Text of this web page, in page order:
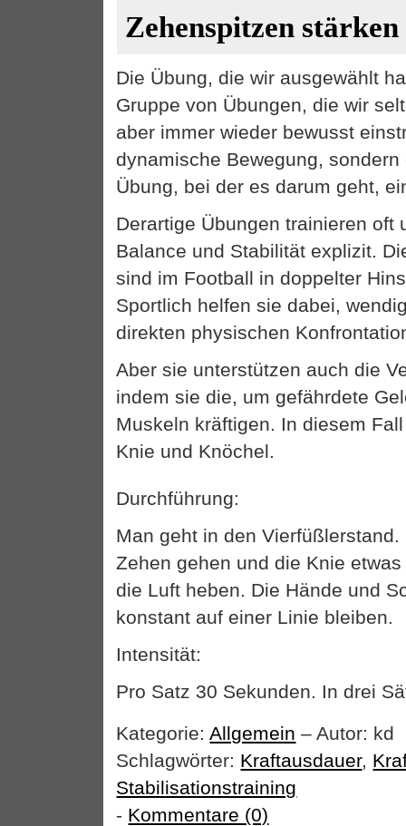
Zehenspitzen stärken
Die Übung, die wir ausgewählt
Gruppe von Übungen, die wir
aber immer wieder bewusst
dynamische Bewegung,
Übung, bei der es darum geht,
Derartige Übungen trainieren oft
Balance und Stabilität explizit.
sind im Football in doppelter
Sportlich helfen sie dabei,
direkten physischen
Aber sie unterstützen auch die
indem sie die, um gefährdete
Muskeln kräftigen. In diesem
Knie und Knöchel.
Durchführung:
Man geht in den
Zehen gehen und die Knie
die Luft heben. Die Hände und
konstant auf einer Linie bleiben.
Intensität:
Pro Satz 30 Sekunden. In drei
Kategorie:Allgemein – Autor: kd
Schlagwörter: Kraftausdauer,
Stabilisationstraining
- Kommentare (0)